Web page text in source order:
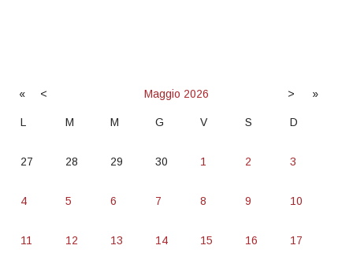
« < Maggio 2026 > »
L M M G V S D
27 28 29 30 1 2 3
4 5 6 7 8 9 10
11 12 13 14 15 16 17